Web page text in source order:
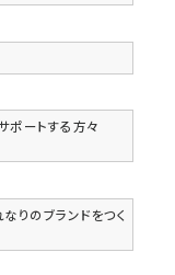
ポートする方々
りのブランドをつく